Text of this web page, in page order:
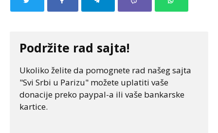
Podržite rad sajta!
Ukoliko želite da pomognete rad našeg sajta
"Svi Srbi u Parizu" možete uplatiti vaše
donacije preko paypal-a ili vaše bankarske
kartice.